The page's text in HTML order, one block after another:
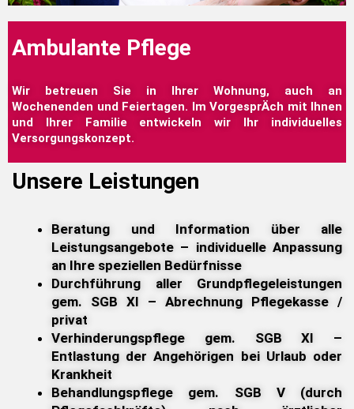
Ambulante Pflege
Wir betreuen Sie in Ihrer Wohnung, auch an
Wochenenden und Feiertagen. Im VorgesprÄch mit Ihnen
und Ihrer Familie entwickeln wir Ihr individuelles
Versorgungskonzept.
Unsere Leistungen
Beratung und Information über alle
Leistungsangebote – individuelle Anpassung
an Ihre speziellen Bedürfnisse
Durchführung aller Grundpflegeleistungen
gem. SGB XI – Abrechnung Pflegekasse /
privat
Verhinderungspflege gem. SGB XI –
Entlastung der Angehörigen bei Urlaub oder
Krankheit
Behandlungspflege gem. SGB V (durch